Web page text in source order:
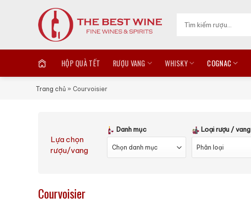
for:
HỘP QUÀ TẾT RƯỢU VANG WHISKY COGNAC
Trang chủ » Courvoisier
Lựa chọn
rượu/vang
Danh mục Loại rượu / vang
Courvoisier